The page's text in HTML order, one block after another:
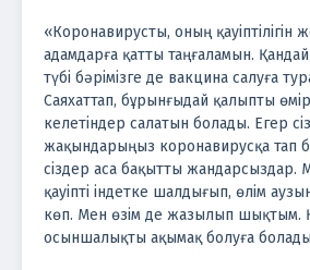
«Коронавирусты, оның қауіптілігін
адамдарға қатты таңғаламын.
түбі бәрімізге де вакцина салуға
Саяхаттап, бұрынғыдай қалыпты өмір
келетіндер салатын болады. Егер
жақындарыңыз коронавирусқа тап
сіздер аса бақытты жандарсыздар.
қауіпті індетке шалдығып, өлім
көп. Мен өзім де жазылып шықтым.
осыншалықты ақымақ болуға